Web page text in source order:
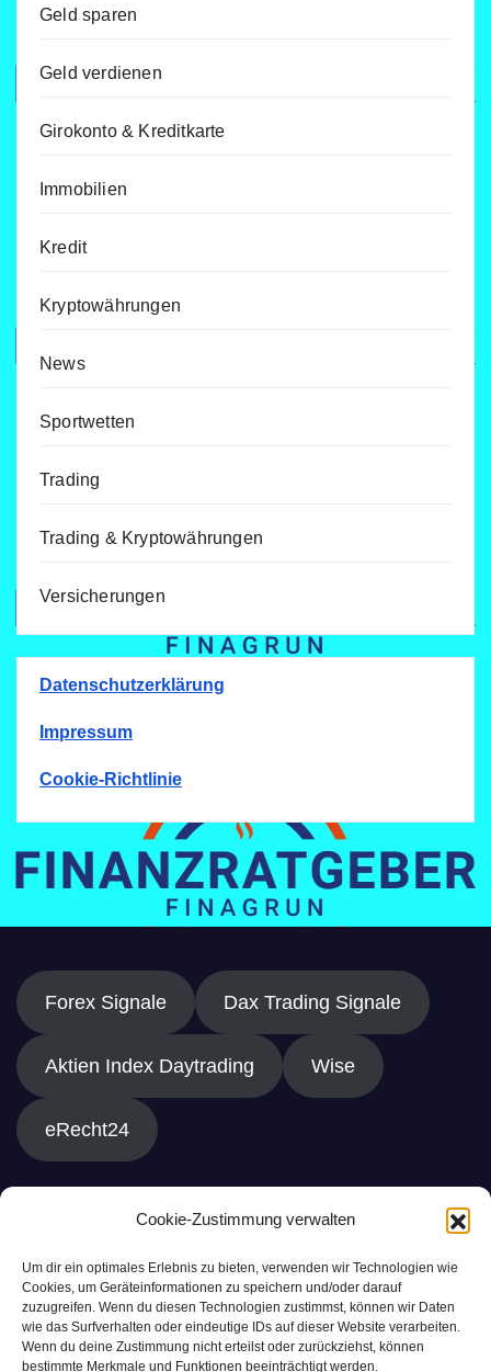
Cookie-Zustimmung verwalten
Um dir ein optimales Erlebnis zu bieten, verwenden wir Technologien wie
Cookies, um Geräteinformationen zu speichern und/oder darauf
zuzugreifen. Wenn du diesen Technologien zustimmst, können wir Daten
wie das Surfverhalten oder eindeutige IDs auf dieser Website verarbeiten.
Wenn du deine Zustimmung nicht erteilst oder zurückziehst, können
bestimmte Merkmale und Funktionen beeinträchtigt werden.
Geld sparen
Geld verdienen
Girokonto & Kreditkarte
Immobilien
Kredit
Kryptowährungen
News
Sportwetten
Trading
Trading & Kryptowährungen
Versicherungen
Datenschutzerklärung
Impressum
Cookie-Richtlinie
Forex Signale Dax Trading Signale
Aktien Index Daytrading Wise
eRecht24